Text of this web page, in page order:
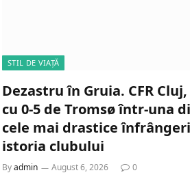
STIL DE VIAȚĂ
Dezastru în Gruia. CFR
cu 0-5 de Tromsø într-una
cele mai drastice
istoria clubului
Byadmin August 6, 2026 0